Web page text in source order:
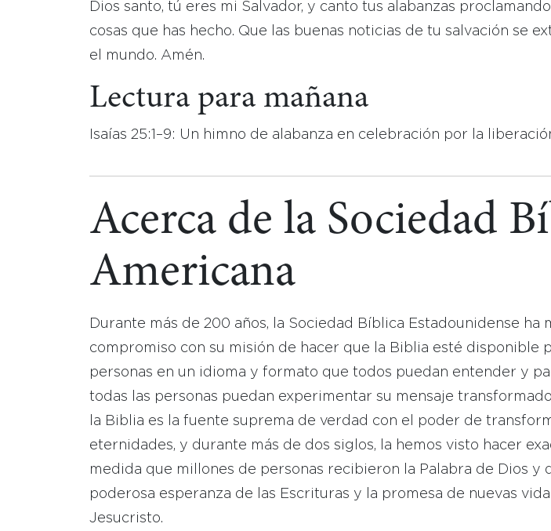
Dios santo, tú eres mi Salvador, y canto tus alabanzas
cosas que has hecho. Que las buenas noticias de tu salvación se
el mundo. Amén.
Lectura para mañana
Isaías 25:1–9: Un himno de alabanza en celebración por la
Acerca de la Sociedad
Americana
Durante más de 200 años, la Sociedad Bíblica Estadounidense ha
compromiso con su misión de hacer que la Biblia esté disponible
personas en un idioma y formato que todos puedan entender y
todas las personas puedan experimentar su mensaje
la Biblia es la fuente suprema de verdad con el poder de
eternidades, y durante más de dos siglos, la hemos visto hacer
medida que millones de personas recibieron la Palabra de Dios y
poderosa esperanza de las Escrituras y la promesa de nuevas
Jesucristo.